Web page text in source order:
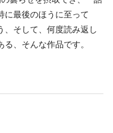
に最後のほうに至って
、そして、何度読み返し
、そんな作品です。